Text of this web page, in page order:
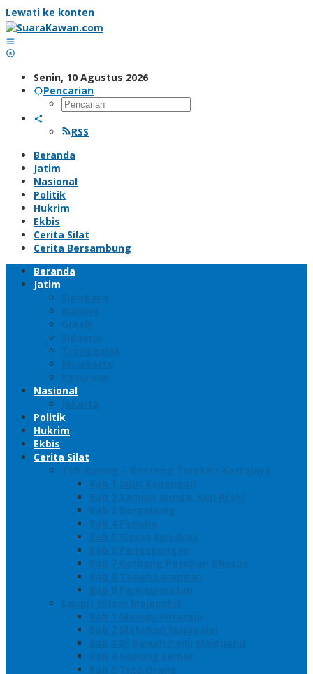
Lewati ke konten
Senin, 10 Agustus 2026
Pencarian
RSS
Beranda
Jatim
Nasional
Politik
Hukrim
Ekbis
Cerita Silat
Cerita Bersambung
Beranda
Jatim
Surabaya
Malang
Gresik
Sidoarjo
Trenggalek
Mojokerto
Pasuruan
Nasional
Jakarta
Politik
Hukrim
Ekbis
Cerita Silat
Toh Kuning – Benteng Terakhir Kertajaya
Bab 1 Jalur Banengan
Bab 2 Sampai Jumpa, Ken Arok!
Bab 3 Bergabung
Bab 4 Perwira
Bab 5 Siasat Ken Arok
Bab 6 Pengepungan
Bab 7 Gerbang Pasukan Khusus
Bab 8 Tanah Larangan
Bab 9 Penyelamatan
Langit Hitam Majapahit
Bab 1 Menuju Kotaraja
Bab 2 Matahari Majapahit
Bab 3 Di Bawah Panji Majapahit
Bab 4 Gunung Semar
Bab 5 Tiga Orang